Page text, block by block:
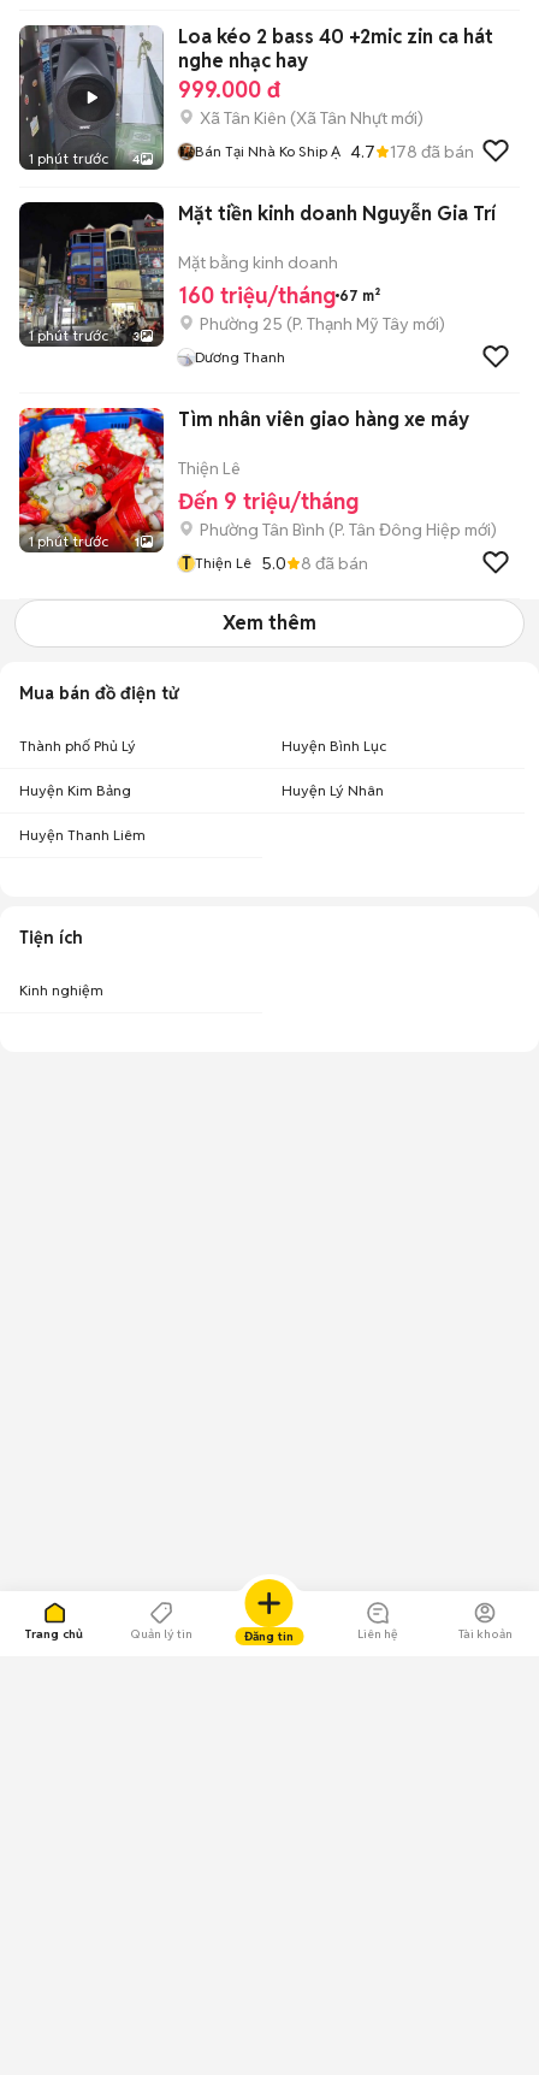
Trang chủ Quản lý tin Đăng tin Liên hệ Tài khoản
1 phút trước 4
Loa kéo 2 bass 40 +2mic zin ca hát
nghe nhạc hay
999.000 đ
Xã Tân Kiên (Xã Tân Nhựt mới)
Bán Tại Nhà Ko Ship Ạ 4.7 178 đã bán
1 phút trước 3
Mặt tiền kinh doanh Nguyễn Gia Trí
Mặt bằng kinh doanh
160 triệu/tháng 67 m²
Phường 25 (P. Thạnh Mỹ Tây mới)
Dương Thanh
1 phút trước 1
Tìm nhân viên giao hàng xe máy
Thiện Lê
Đến 9 triệu/tháng
Phường Tân Bình (P. Tân Đông Hiệp mới)
T Thiện Lê 5.0 8 đã bán
Xem thêm
Mua bán đồ điện tử
Thành phố Phủ Lý Huyện Bình Lục
Huyện Kim Bảng Huyện Lý Nhân
Huyện Thanh Liêm
Tiện ích
Kinh nghiệm